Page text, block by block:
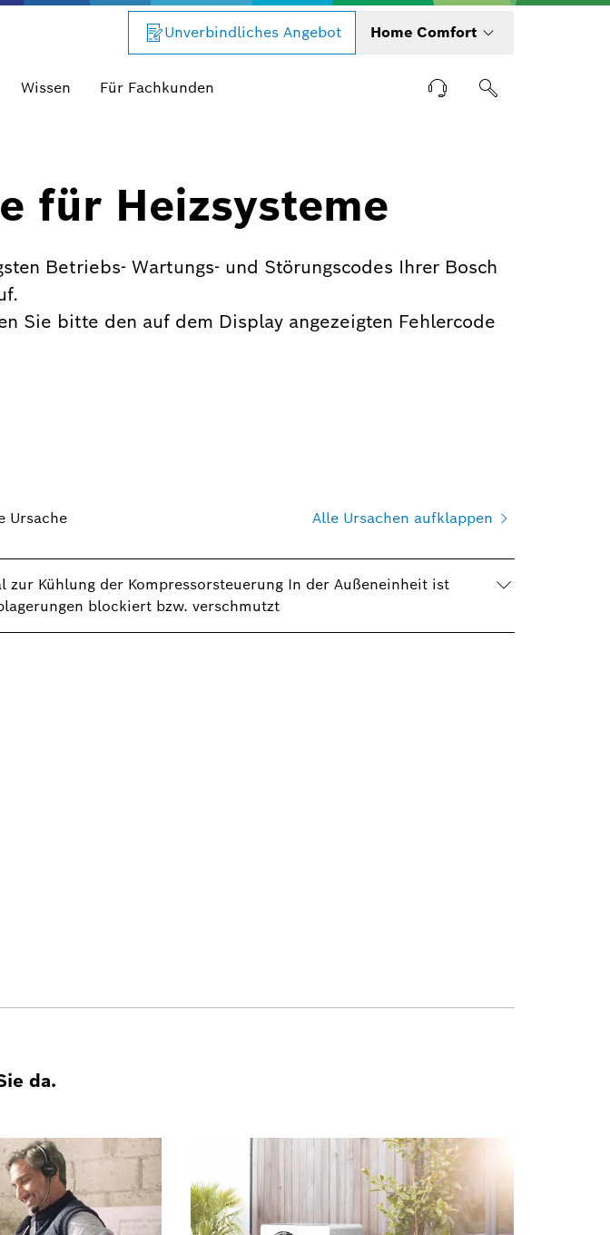
Unverbindliches Angebot Home Comfort
Wissen Für Fachkunden
für Heizsysteme
Betriebs- Wartungs- und Störungscodes Ihrer Bosch
Sie bitte den auf dem Display angezeigten Fehlercode
Ursache Alle Ursachen aufklappen
zur Kühlung der Kompressorsteuerung In der Außeneinheit ist
blockiert bzw. verschmutzt
da.